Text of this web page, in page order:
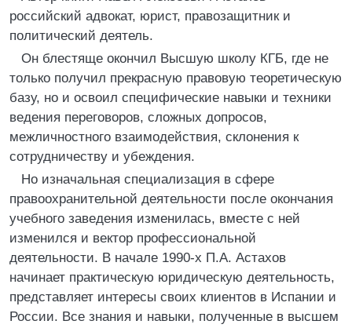
российский адвокат, юрист, правозащитник и
политический деятель.
Он блестяще окончил Высшую школу КГБ, где не
только получил прекрасную правовую теоретическую
базу, но и освоил специфические навыки и техники
ведения переговоров, сложных допросов,
межличностного взаимодействия, склонения к
сотрудничеству и убеждения.
Но изначальная специализация в сфере
правоохранительной деятельности после окончания
учебного заведения изменилась, вместе с ней
изменился и вектор профессиональной
деятельности. В начале 1990-х П.А. Астахов
начинает практическую юридическую деятельность,
представляет интересы своих клиентов в Испании и
России. Все знания и навыки, полученные в высшем